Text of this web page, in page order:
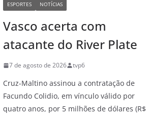
ESPORTES NOTÍCIAS
Vasco acerta com
atacante do River Plate
7 de agosto de 2026 tvp6
Cruz-Maltino assinou a contratação de
Facundo Colidio, em vínculo válido por
quatro anos, por 5 milhões de dólares (R$